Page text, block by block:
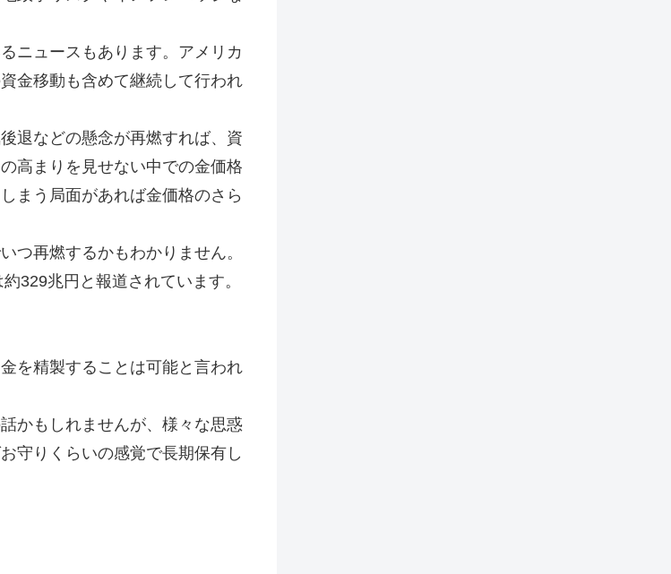
ニュースもあります。アメリカ
金移動も含めて継続して行われ
退などの懸念が再燃すれば、資
高まりを見せない中での金価格
まう局面があれば金価格のさら
つ再燃するかもわかりません。
329兆円と報道されています。
を精製することは可能と言われ
かもしれませんが、様々な思惑
守りくらいの感覚で長期保有し